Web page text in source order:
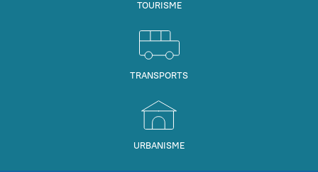
TOURISME
TRANSPORTS
URBANISME